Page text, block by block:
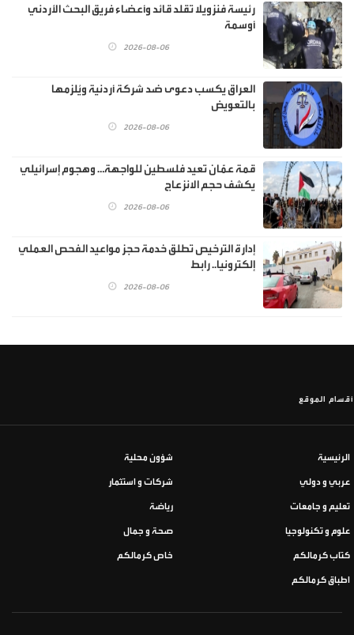
رئيسة فنزويلا تقلد قائد وأعضاء فريق البحث الأردني
أوسمة
2026-08-06
العراق يكسب دعوى ضد شركة أردنية ويُلزمها
بالتعويض
2026-08-06
قمة عمّان تعيد فلسطين للواجهة… وهجوم إسرائيلي
يكشف حجم الانزعاج
2026-08-06
إدارة الترخيص تطلق خدمة حجز مواعيد الفحص العملي
إلكترونيا.. رابط
2026-08-06
أقسام الموقع
الرئيسية شؤون محلية
عربي و دولي شركات و استثمار
تعليم و جامعات رياضة
علوم و تكنولوجيا صحة و جمال
كتاب كرمالكم خاص كرمالكم
اطباق كرمالكم